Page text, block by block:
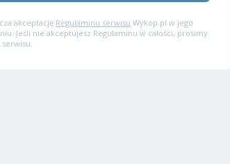
akceptację Regulaminu serwisu Wykop.pl w jego
Jeśli nie akceptujesz Regulaminu w całości, prosimy